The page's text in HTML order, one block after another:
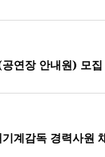
연장 안내원) 모
계감독 경력사원